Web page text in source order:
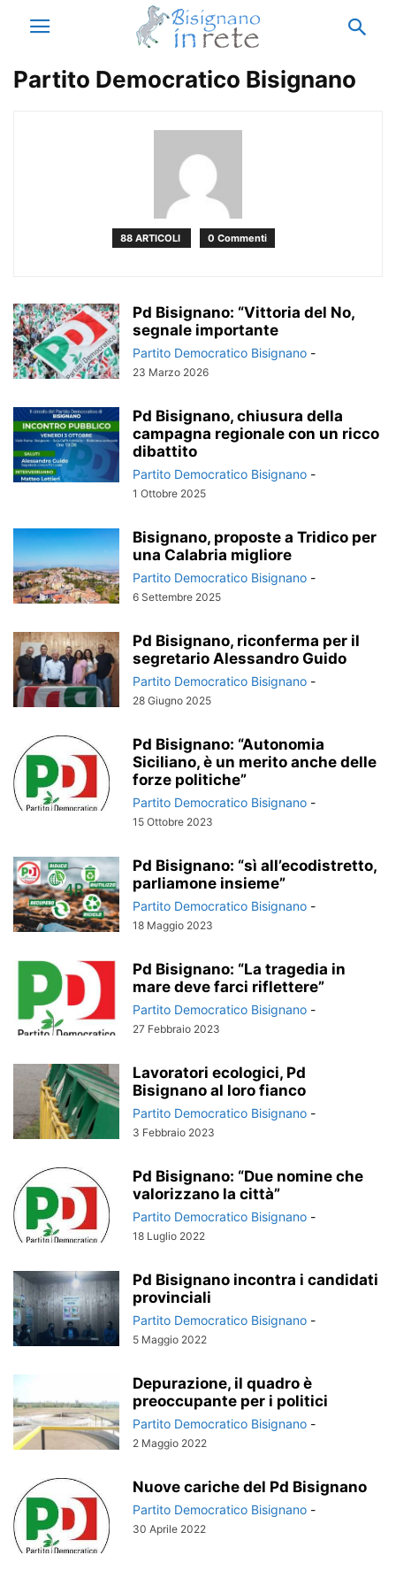
Partito Democratico Bisignano
88 ARTICOLI 0 Commenti
Pd Bisignano: “Vittoria del No,
segnale importante
Partito Democratico Bisignano -
23 Marzo 2026
Pd Bisignano, chiusura della
campagna regionale con un ricco
dibattito
Partito Democratico Bisignano -
1 Ottobre 2025
Bisignano, proposte a Tridico per
una Calabria migliore
Partito Democratico Bisignano -
6 Settembre 2025
Pd Bisignano, riconferma per il
segretario Alessandro Guido
Partito Democratico Bisignano -
28 Giugno 2025
Pd Bisignano: “Autonomia
Siciliano, è un merito anche delle
forze politiche”
Partito Democratico Bisignano -
15 Ottobre 2023
Pd Bisignano: “sì all’ecodistretto,
parliamone insieme”
Partito Democratico Bisignano -
18 Maggio 2023
Pd Bisignano: “La tragedia in
mare deve farci riflettere”
Partito Democratico Bisignano -
27 Febbraio 2023
Lavoratori ecologici, Pd
Bisignano al loro fianco
Partito Democratico Bisignano -
3 Febbraio 2023
Pd Bisignano: “Due nomine che
valorizzano la città”
Partito Democratico Bisignano -
18 Luglio 2022
Pd Bisignano incontra i candidati
provinciali
Partito Democratico Bisignano -
5 Maggio 2022
Depurazione, il quadro è
preoccupante per i politici
Partito Democratico Bisignano -
2 Maggio 2022
Nuove cariche del Pd Bisignano
Partito Democratico Bisignano -
30 Aprile 2022